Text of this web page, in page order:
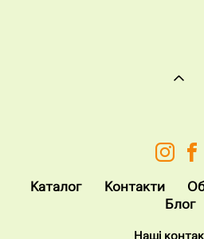
Каталог Контакти
Блог
Наші